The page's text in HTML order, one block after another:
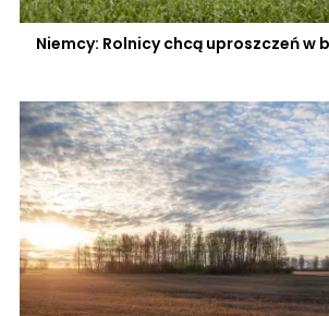
Niemcy: Rolnicy chcą uproszczeń w